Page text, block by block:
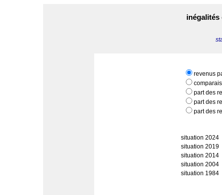
revenus
part des
part des
part des
situation 2024
situation 2019
situation 2014
situation 2004
situation 1984